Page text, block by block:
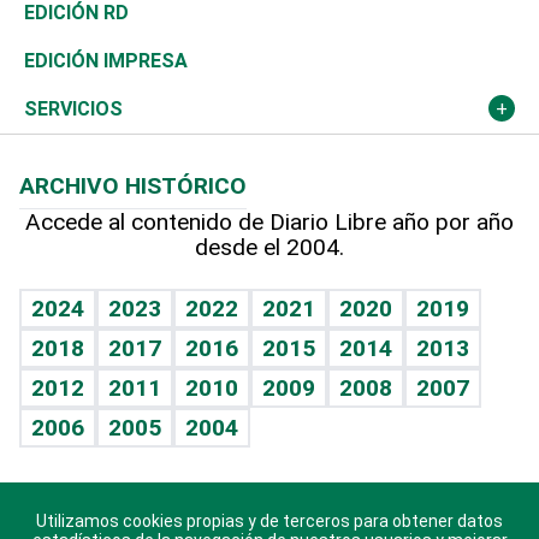
Ocenanía
Caribe
Resto del mundo
Telecom.
Global y variable
Economía personal
Sociales
Novedades
Podcast Arte Libre
Hablando con el pediatra
Vida y familia
Eñe
Celebrando la vida
Sin complejos
En pocas palabras
Tenis
Olimpismo
Más deportes
Línea de hit
TBT Deportivo
El Espía
Noticiero Poteleche
Columnistas
Historia
Martes de tecnología
Cambio climático
Revista
Deportes
Opinión
Hecho en casa
Guía del dinero
EDICIÓN RD
EDICIÓN IMPRESA
SERVICIOS
Cumpleaños
Horóscopos
Crucigramas
ARCHIVO HISTÓRICO
Accede al contenido de Diario Libre año por año
desde el 2004.
2024 2023 2022 2021 2020
2019
2018
2017 2016 2015 2014
2013
2012
2011 2010 2009 2008
2007
2006
2005 2004
Descarga nuestras aplicaciones para Android, iOS y
Utilizamos cookies propias y de terceros para obtener datos